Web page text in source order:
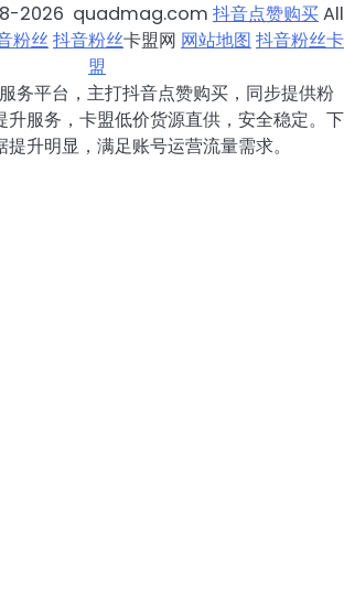
2026 quadmag.com 抖音点赞购买All
粉丝抖音粉丝卡盟网 网站地图 抖音粉丝卡
盟
务平台，主打抖音点赞购买，同步提供粉
升服务，卡盟低价货源直供，安全稳定。下
升明显，满足账号运营流量需求。